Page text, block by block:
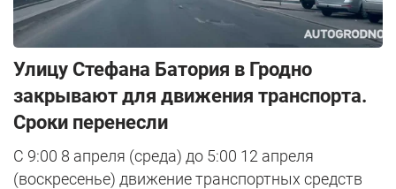
Улицу Стефана Батория в Гродно
закрывают для движения транспорта.
Сроки перенесли
С 9:00 8 апреля (среда) до 5:00 12 апреля
(воскресенье) движение транспортных средств